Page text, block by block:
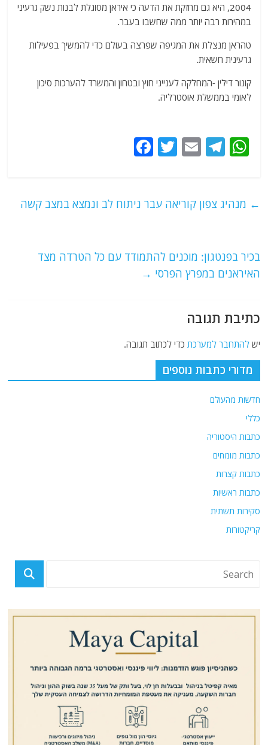
2004, היא גם מחזקת את הדעה כי איראן מסוגלת לבנות נשק גרעיני
במהירות רבה יותר ממה שחשבו בעבר.
טהראן מנצלת את המגיפה שפרצה בעולם כדי להמשיך בפעילות
גרעינית חשאית.
קונור דילין -המחלקה לענייני חוץ ובטחון והמשרד להערכות סיכון
לאומי בממשלת אוסטרליה.
W
s
p
T
g
E
l
T
er
e
o
← מנהיג צפון קוריאה עבר ניתוח לב ונמצא במצב קשה
בכיר בפנטגון: מוכנים להתמודד עם כל הטרדה מצד
האיראנים במפרץ הפרסי →
כתיבת תגובה
ישלהתחבר למערכת כדי לכתוב תגובה.
מדורי כתבות נוספים
חדשות מהעולם
כללי
כתבות היסטוריה
כתבות מומחים
כתבות קצרות
כתבות ראשיות
סקירות תשתית
קריקטורות